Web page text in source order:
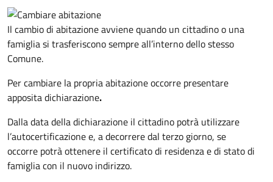
Il cambio di abitazione avviene quando un cittadino o una
famiglia si trasferiscono sempre all’interno dello stesso
Comune.
Per cambiare la propria abitazione occorre presentare
appositadichiarazione.
Dalla data della dichiarazione il cittadino potrà utilizzare
l’autocertificazione e, a decorrere dal terzo giorno, se
occorre potrà ottenere il certificato di residenza e di stato di
famiglia con il nuovo indirizzo.